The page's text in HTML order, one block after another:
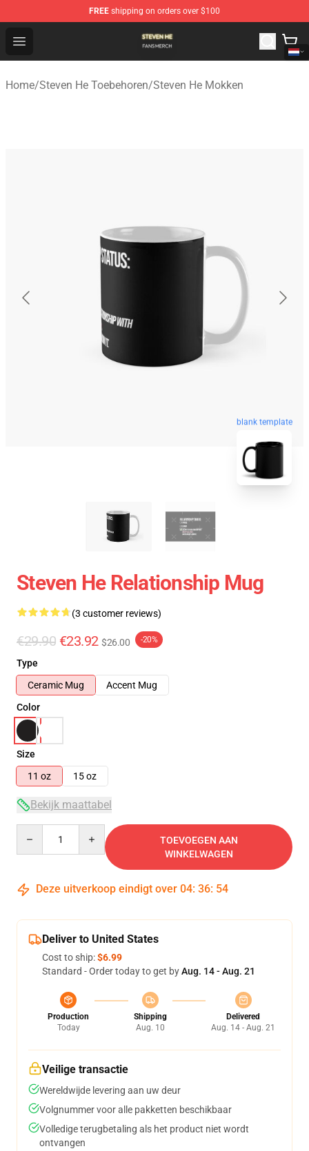
FREE shipping on orders over $100
Open menu
Steven He Shop - Official Steven He Merchandise Store
Home/Steven He Toebehoren/Steven He Mokken
blank template
Steven He Relationship Mug
(3 customer reviews)
€29.90 €23.92 $26.00 -20%
Type
Ceramic Mug
Accent Mug
Color
Size
11 oz
15 oz
Bekijk maattabel
TOEVOEGEN AAN
WINKELWAGEN
Deze uitverkoop eindigt over 04: 36: 54
Deliver to United States
Cost to ship:$6.99
Standard - Order today to get byAug. 14 - Aug. 21
Production
Today
Shipping
Aug. 10
Delivered
Aug. 14 - Aug. 21
Veilige transactie
Wereldwijde levering aan uw deur
Volgnummer voor alle pakketten beschikbaar
Volledige terugbetaling als het product niet wordt
ontvangen